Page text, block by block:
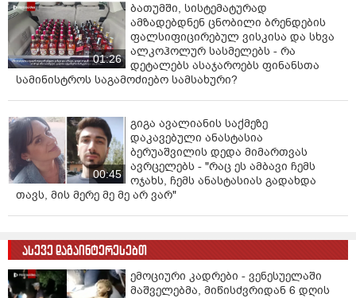
01:26
ბათუმში, სისტემატურად
ამზადებდნენ ცნობილი ბრენდების
ფალსიფიცირებულ ვისკისა და სხვა
ალკოჰოლურ სასმელებს - რა
დეტალებს ასაჯაროებს ფინანსთა
სამინისტროს საგამოძიებო სამსახური?
00:45
გიგა ავალიანის საქმეზე
დაკავებული ანასტასია
ბერუაშვილის დედა მიმართვას
ავრცელებს - "რაც ეს ამბავი ჩემს
ოჯახს, ჩემს ანასტასიას გადახდა
თავს, მის მერე მე მე არ ვარ"
ასევე დაგაინტერესებთ
ემოციური კადრები - ვენესუელაში
მაშველებმა, მიწისძვრიდან 6 დღის